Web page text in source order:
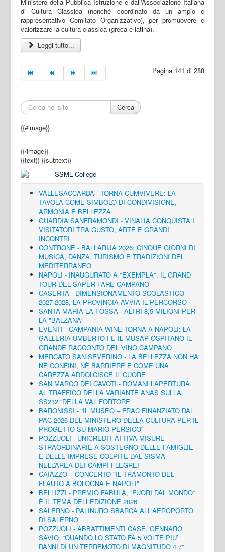
di Cultura Classica (nonché coordinato da un ampio e
rappresentativo Comitato Organizzativo), per promuovere e
valorizzare la cultura classica (greca e latina).
Leggi tutto...
Pagina 141 di 288
Cerca
{{#image}}
{{/image}}
{{text}} {{subtext}}
VALLESACCARDA - TORNA CUMVIVERE: LA
TAVOLA COME SIMBOLO DI CONDIVISIONE,
ARMONIA E BELLEZZA
GUARDIA SANFRAMONDI - VINALIA CONQUISTA I
VISITATORI TRA GUSTO, ARTE E GRANDI
INCONTRI
CONTRONE - BALLARIJA 2026: CINQUE GIORNI DI
MUSICA, DANZA, TURISMO E TRADIZIONI DEL
MEDITERRANEO
NAPOLI - INAUGURATO A "EXEMPLA", IL GRAND
TOUR DEL SAPER FARE CAMPANO
CASERTA - DIMENSIONAMENTO SCOLASTICO
2027-2028, LA PROVINCIA AVVIA IL PERCORSO
SANTA MARIA LA FOSSA - ALTRI 8,5 MILIONI PER
LA "BALZANA"
EVENTI - CAMPANIA WINE TORNA A NAPOLI: LA
GALLERIA UMBERTO I E IL MUSAP OSPITANO IL
GRANDE RACCONTO DEL VINO CAMPANO
MERCATO SAN SEVERINO - LA BELLEZZA NON HA
NÈ CONFINI, NÈ BARRIERE E COME UNA
CAREZZA ADDOLCISCE IL CUORE
SAN MARCO DEI CAVOTI - DOMANI L’APERTURA
AL TRAFFICO DELLA VARIANTE ANAS SULLA
SS212 “DELLA VAL FORTORE”
BARONISSI - “IL MUSEO – FRAC FINANZIATO DAL
PAC 2026 DEL MINISTERO DELLA CULTURA PER IL
PROGETTO SU MARIO PERSICO”
POZZUOLI - UNICREDIT ATTIVA MISURE
STRAORDINARIE A SOSTEGNO DELLE FAMIGLIE
E DELLE IMPRESE COLPITE DAL SISMA
NELL’AREA DEI CAMPI FLEGREI
CAIAZZO – CONCERTO "IL TRAMONTO DEL
FLAUTO A BOLOGNA E NAPOLI"
BELLIZZI - PREMIO FABULA, “FUORI DAL MONDO”
È IL TEMA DELL’EDIZIONE 2026
SALERNO - PALINURO SBARCA ALL'AEROPORTO
DI SALERNO
POZZUOLI - ABBATTIMENTI CASE, GENNARO
SAVIO: “QUANDO LO STATO FA 5 VOLTE PIU’
DANNI DI UN TERREMOTO DI MAGNITUDO 4.7”